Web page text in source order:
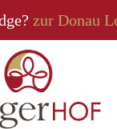
zur Donau